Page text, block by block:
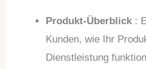
Produkt-Überblick :
Kunden, wie Ihr
Dienstleistung